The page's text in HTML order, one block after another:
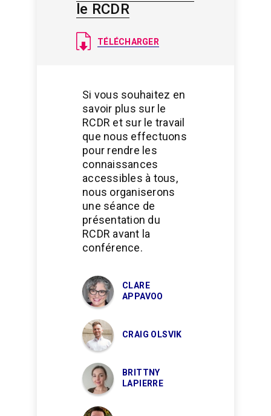
le RCDR
Document
TÉLÉCHARGER
Si vous souhaitez en
savoir plus sur le
RCDR et sur le travail
que nous effectuons
pour rendre les
connaissances
accessibles à tous,
nous organiserons
une séance de
présentation du
RCDR avant la
conférence.
CLARE
APPAVOO
CRAIG OLSVIK
BRITTNY
LAPIERRE